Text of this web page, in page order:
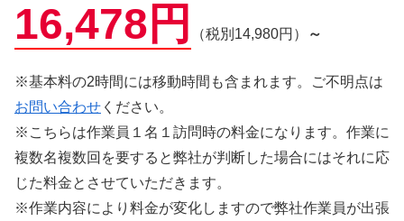
16,478円 （税別14,980円） ～
※基本料の2時間には移動時間も含まれます。ご不明点は
お問い合わせ ください。
※こちらは作業員１名１訪問時の料金になります。作業に
複数名複数回を要すると弊社が判断した場合にはそれに応
じた料金とさせていただきます。
※作業内容により料金が変化しますので弊社作業員が出張